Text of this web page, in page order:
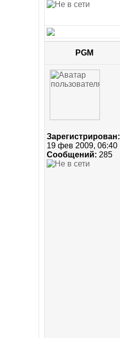
PGM
Зарегистрирован:
19 фев 2009, 06:40
Сообщений: 285